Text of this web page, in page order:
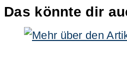
Das könnte dir